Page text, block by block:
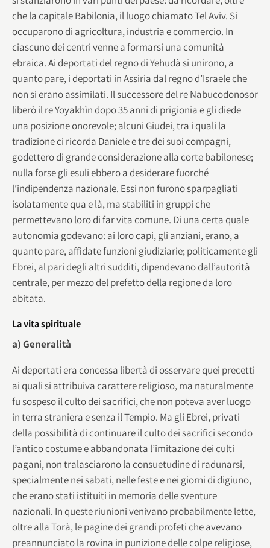
che la capitale Babilonia, il luogo chiamato Tel Aviv. Si
occuparono di agricoltura, industria e commercio. In
ciascuno dei centri venne a formarsi una comunità
ebraica. Ai deportati del regno di Yehudà si unirono, a
quanto pare, i deportati in Assiria dal regno d’Israele che
non si erano assimilati. Il successore del re Nabucodonosor
liberò il re Yoyakhìn dopo 35 anni di prigionia e gli diede
una posizione onorevole; alcuni Giudei, tra i quali la
tradizione ci ricorda Daniele e tre dei suoi compagni,
godettero di grande considerazione alla corte babilonese;
nulla forse gli esuli ebbero a desiderare fuorché
l’indipendenza nazionale. Essi non furono sparpagliati
isolatamente qua e là, ma stabiliti in gruppi che
permettevano loro di far vita comune. Di una certa quale
autonomia godevano: ai loro capi, gli anziani, erano, a
quanto pare, affidate funzioni giudiziarie; politicamente gli
Ebrei, al pari degli altri sudditi, dipendevano dall’autorità
centrale, per mezzo del prefetto della regione da loro
abitata.
La vita spirituale
a) Generalità
Ai deportati era concessa libertà di osservare quei precetti
ai quali si attribuiva carattere religioso, ma naturalmente
fu sospeso il culto dei sacrifici, che non poteva aver luogo
in terra straniera e senza il Tempio. Ma gli Ebrei, privati
della possibilità di continuare il culto dei sacrifici secondo
l’antico costume e abbandonata l’imitazione dei culti
pagani, non tralasciarono la consuetudine di radunarsi,
specialmente nei sabati, nelle feste e nei giorni di digiuno,
che erano stati istituiti in memoria delle sventure
nazionali. In queste riunioni venivano probabilmente lette,
oltre alla Torà, le pagine dei grandi profeti che avevano
preannunciato la rovina in punizione delle colpe religiose,